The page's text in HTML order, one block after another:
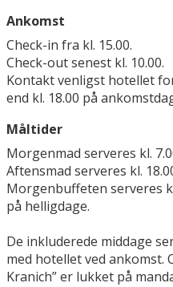
Ankomst
Check-in fra kl. 15.00.
Check-out senest kl. 10.00.
Kontakt venligst hotellet
end kl. 18.00 på
Måltider
Morgenmad serveres kl.
Aftensmad serveres kl.
Morgenbuffeten serveres
på helligdage.
De inkluderede middage
med hotellet ved ankomst.
Kranich” er lukket på